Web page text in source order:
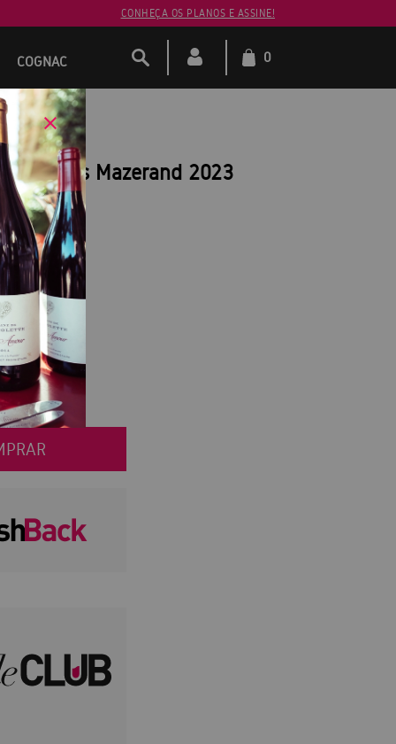
CONHEÇA OS PLANOS E ASSINE!
COGNAC 0
Mazerand 2023